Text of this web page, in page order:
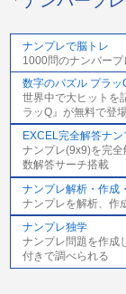
ナンプレで脳トレ
1000問のナンバー
数字のパズル プラッ
世界中で大ヒットを
ラッQ』が無料で登
EXCEL完全解答ナ
ナンプレ(9x9)を完
数解答サーチ搭載
ナンプレ解析・作成
ナンプレを解析、作
ナンプレ独学
ナンプレ問題を作成
付きで調べられる